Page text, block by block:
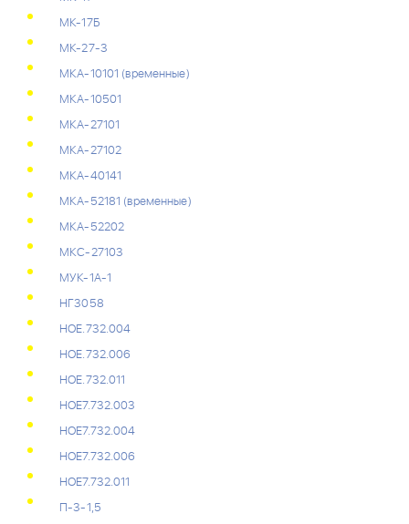
МК-17Б
МК-27-3
МКА-10101 (временные)
МКА-10501
МКА-27101
МКА-27102
МКА-40141
МКА-52181 (временные)
МКА-52202
МКС-27103
МУК-1А-1
НГ3058
НОЕ.732.004
НОЕ.732.006
НОЕ.732.011
НОЕ7.732.003
НОЕ7.732.004
НОЕ7.732.006
НОЕ7.732.011
П-3-1,5